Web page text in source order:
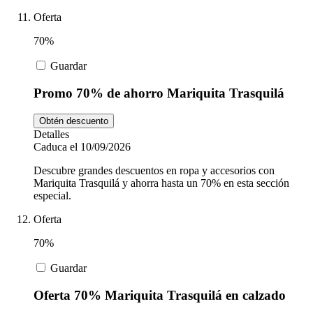
Oferta
70%
Guardar
Promo 70% de ahorro Mariquita Trasquilá
Obtén descuento
Detalles
Caduca el 10/09/2026
Descubre grandes descuentos en ropa y accesorios con
Mariquita Trasquilá y ahorra hasta un 70% en esta sección
especial.
Oferta
70%
Guardar
Oferta 70% Mariquita Trasquilá en calzado